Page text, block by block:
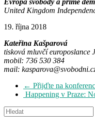
Evropa svobody a přímé
United Kingdom
19. října 2018
Kateřina Kašparová
tisková mluvčí europoslance
mobil: 736 530 384
mail:
← Přijďte na
Happening v Praze: